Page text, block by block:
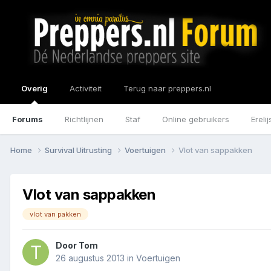
Overig
Forums Richtlijnen Staf Online gebruikers
Activiteit Terug naar preppers.nl
Home Survival Uitrusting Voertuigen Vlot van sappakken
Vlot van sappakken
vlot van pakken
Door Tom
26 augustus 2013 in Voertuigen